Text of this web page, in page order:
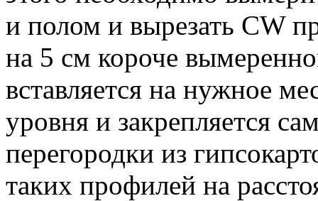
и полом и вырезать CW
на 5 см короче
вставляется на нужное
уровня и закрепляется
перегородки из
таких профилей на